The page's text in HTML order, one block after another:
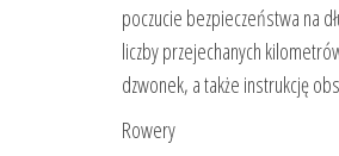
poczucie bezpieczeństwa na
liczby przejechanych
dzwonek, a także instrukcję
Rowery